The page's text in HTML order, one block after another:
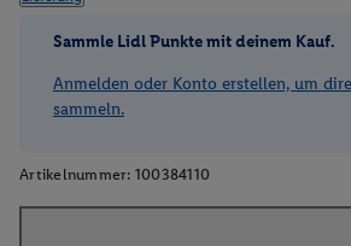
Sammle Lidl Punkte mit deinem Kauf.
Anmelden oder Konto erstellen, um
sammeln.
Artikelnummer: 100384110